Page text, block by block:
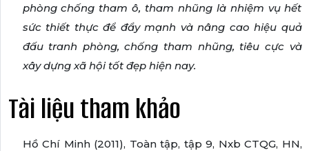
phòng chống tham ô, tham nhũng là nhiệm vụ hết
sức thiết thực để đẩy mạnh và nâng cao hiệu quả
đấu tranh phòng, chống tham nhũng, tiêu cực và
xây dựng xã hội tốt đẹp hiện nay.
Tài liệu tham khảo
Hồ Chí Minh (2011), Toàn tập, tập 9, Nxb CTQG, HN,